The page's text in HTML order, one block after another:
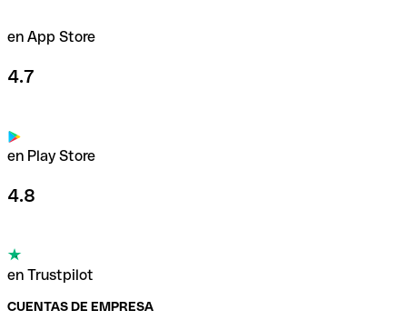
en App Store
4.7
en Play Store
4.8
en Trustpilot
CUENTAS DE EMPRESA